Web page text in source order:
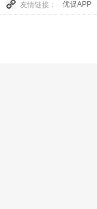
友情链接： 优促APP